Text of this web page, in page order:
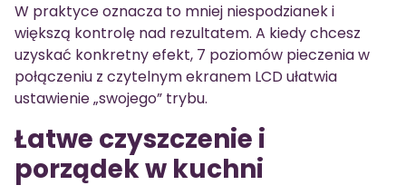
W praktyce oznacza to mniej niespodzianek i
większą kontrolę nad rezultatem. A kiedy chcesz
uzyskać konkretny efekt, 7 poziomów pieczenia w
połączeniu z czytelnym ekranem LCD ułatwia
ustawienie „swojego” trybu.
Łatwe czyszczenie i
porządek w kuchni